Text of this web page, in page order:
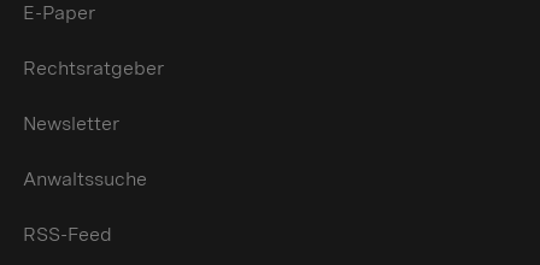
E-Paper
Rechtsratgeber
Newsletter
Anwaltssuche
RSS-Feed